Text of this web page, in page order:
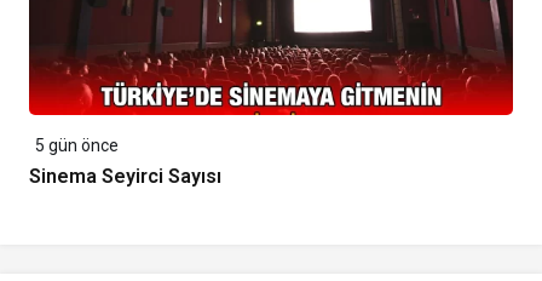
5 gün önce
Sinema Seyirci Sayısı